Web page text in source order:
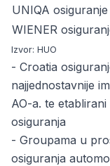
UNIQA osiguranje
WIENER
Izvor: HUO
- Croatia
najjednostavnije
AO-a. te
osiguranja
- Groupama u
osiguranja